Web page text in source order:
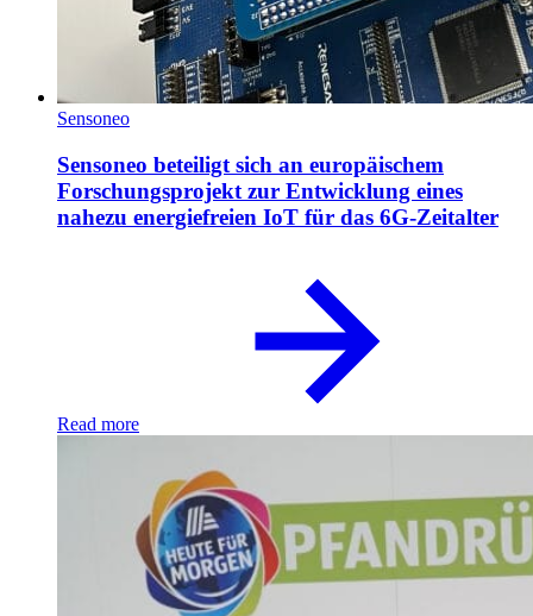
Sensoneo
Sensoneo beteiligt sich an europäischem
Forschungsprojekt zur Entwicklung eines
nahezu energiefreien IoT für das 6G-Zeitalter
Read more